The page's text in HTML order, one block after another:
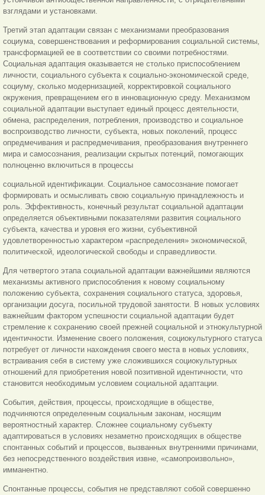
взглядами и установками.
Третий этап адаптации связан с механизмами преобразования
социума, совершенствования и реформирования социальной системы,
трансформацией ее в соответствии со своими потребностями.
Социальная адаптация оказывается не столько приспособлением
личности, социального субъекта к социально-экономической среде,
социуму, сколько модернизацией, корректировкой социального
окружения, превращением его в инновационную среду. Механизмом
социальной адаптации выступает единый процесс деятельности,
обмена, распределения, потребления, производство и социальное
воспроизводство личности, субъекта, новых поколений, процесс
опредмечивания и распредмечивания, преобразования внутреннего
мира и самосознания, реализации скрытых потенций, помогающих
полноценно включиться в процессы
социальной идентификации. Социальное самосознание помогает
формировать и осмысливать свою социальную принадлежность и
роль. Эффективность, конечный результат социальной адаптации
определяется объективными показателями развития социального
субъекта, качества и уровня его жизни, субъективной
удовлетворенностью характером «распределения» экономической,
политической, идеологической свободы и справедливости.
Для четвертого этапа социальной адаптации важнейшими являются
механизмы активного приспособления к новому социальному
положению субъекта, сохранения социального статуса, здоровья,
организации досуга, посильной трудовой занятости. В новых условиях
важнейшим фактором успешности социальной адаптации будет
стремление к сохранению своей прежней социальной и этнокультурной
идентичности. Изменение своего положения, социокультурного статуса
потребует от личности нахождения своего места в новых условиях,
встраивания себя в систему уже сложившихся социокультурных
отношений для приобретения новой позитивной идентичности, что
становится необходимым условием социальной адаптации.
События, действия, процессы, происходящие в обществе,
подчиняются определенным социальным законам, носящим
вероятностный характер. Сложнее социальному субъекту
адаптироваться в условиях незаметно происходящих в обществе
спонтанных событий и процессов, вызванных внутренними причинами,
без непосредственного воздействия извне, «самопроизвольно»,
имманентно.
Спонтанные процессы, события не представляют собой совершенно